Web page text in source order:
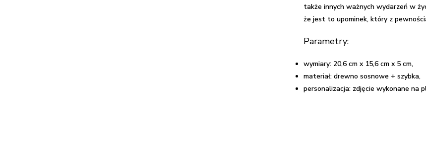
także innych ważnych wydarzeń w
że jest to upominek, który z
Parametry:
wymiary: 20,6 cm x 15,6 cm x 5 cm,
materiał: drewno sosnowe + szybka,
personalizacja: zdjęcie wykonane na